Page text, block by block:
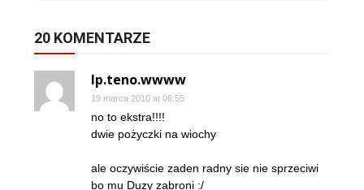
20 KOMENTARZE
lp.teno.wwww
19 marca 2010 at 06:55
no to ekstra!!!!
dwie pożyczki na wiochy
ale oczywiście zaden radny sie nie sprzeciwi
bo mu Duzy zabroni :/